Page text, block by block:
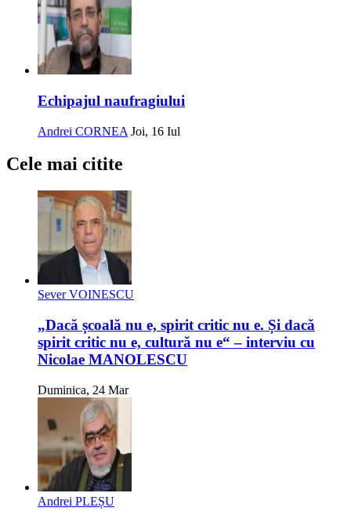
Echipajul naufragiului
Andrei CORNEA Joi, 16 Iul
Cele mai citite
Sever VOINESCU
„Dacă școală nu e, spirit critic nu e. Și dacă
spirit critic nu e, cultură nu e“ – interviu cu
Nicolae MANOLESCU
Duminica, 24 Mar
Andrei PLEȘU